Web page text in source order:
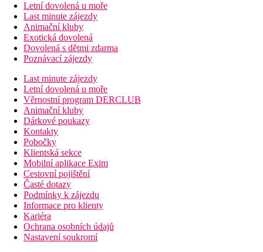
Letní dovolená u moře
Last minute zájezdy
Animační kluby
Exotická dovolená
Dovolená s dětmi zdarma
Poznávací zájezdy
Last minute zájezdy
Letní dovolená u moře
Věrnostní program DERCLUB
Animační kluby
Dárkové poukazy
Kontakty
Pobočky
Klientská sekce
Mobilní aplikace Exim
Cestovní pojištění
Časté dotazy
Podmínky k zájezdu
Informace pro klienty
Kariéra
Ochrana osobních údajů
Nastavení soukromí